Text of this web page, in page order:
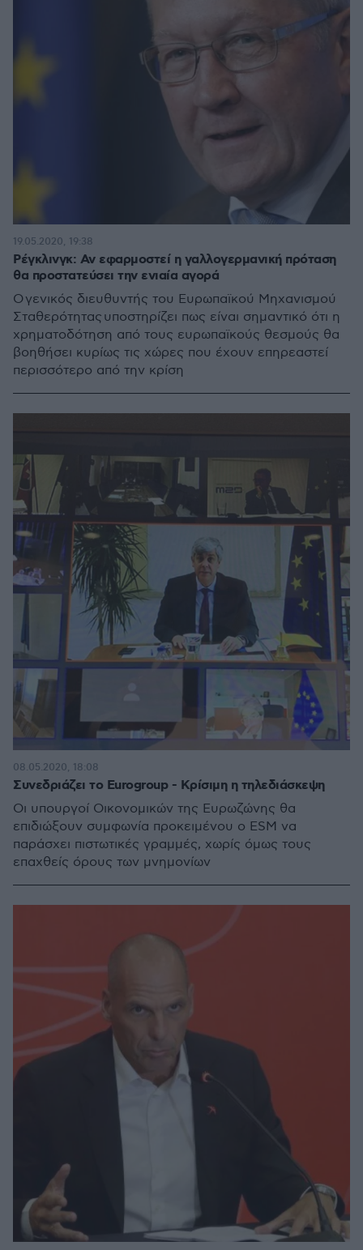
Ρέγκλινγκ: Αν εφαρμοστεί η γαλλογερμανική πρόταση
θα προστατεύσει την ενιαία αγορά
Ο γενικός διευθυντής του Ευρωπαϊκού Μηχανισμού
Σταθερότητας υποστηρίζει πως είναι σημαντικό ότι η
χρηματοδότηση από τους ευρωπαϊκούς θεσμούς θα
βοηθήσει κυρίως τις χώρες που έχουν επηρεαστεί
περισσότερο από την κρίση
19.05.2020, 19:38
Συνεδριάζει το Eurogroup - Κρίσιμη η τηλεδιάσκεψη
Oι υπουργοί Οικονομικών της Ευρωζώνης θα
επιδιώξουν συμφωνία προκειμένου ο ESM να
παράσχει πιστωτικές γραμμές, χωρίς όμως τους
επαχθείς όρους των μνημονίων
08.05.2020, 18:08